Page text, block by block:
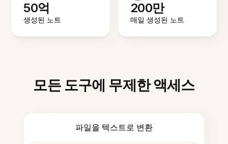
50억
생성된 노트
200만
매일 생성된 노트
모든 도구에 무제한 액세스
파일을 텍스트로 변환